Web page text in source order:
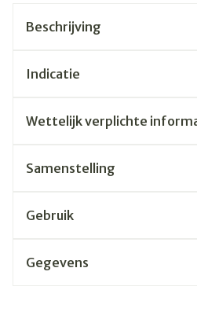
Beschrijving
Indicatie
Wettelijk verplichte
Samenstelling
Gebruik
Gegevens